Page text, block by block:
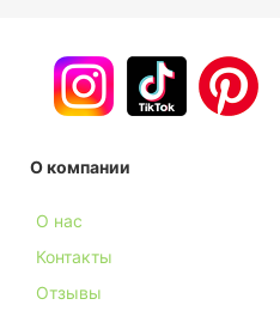
О компании
О нас
Контакты
Отзывы